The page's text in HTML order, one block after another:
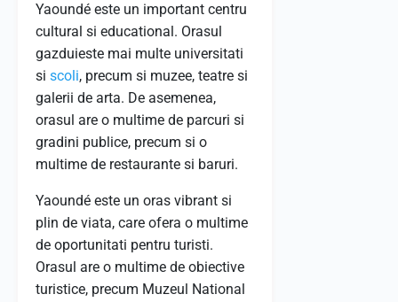
Yaoundé este un important centru
cultural si educational. Orasul
gazduieste mai multe universitati
si scoli, precum si muzee, teatre si
galerii de arta. De asemenea,
orasul are o multime de parcuri si
gradini publice, precum si o
multime de restaurante si baruri.
Yaoundé este un oras vibrant si
plin de viata, care ofera o multime
de oportunitati pentru turisti.
Orasul are o multime de obiective
turistice, precum Muzeul National